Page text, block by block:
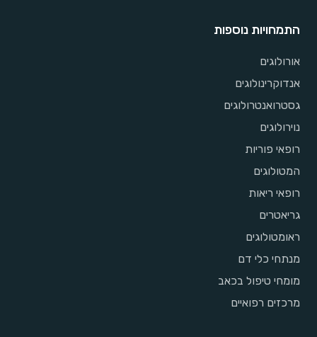
התמחויות נוספות
אורולוגים
אנדוקרינולוגים
גסטרואנטרולוגים
נוירולוגים
רופאי פוריות
המטולוגים
רופאי ריאות
גריאטרים
ראומטולוגים
מנתחי כלי דם
מומחי טיפול בכאב
מרכזים רפואיים